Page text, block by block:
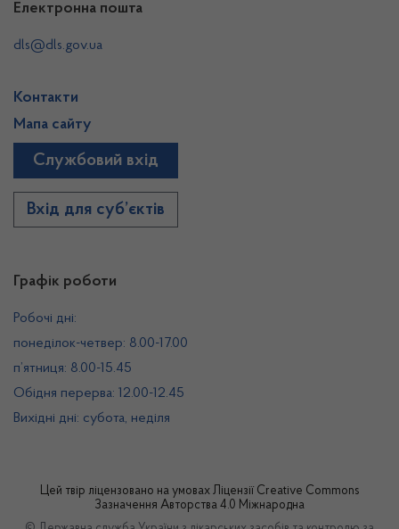
Графік роботи
Робочі дні:
понеділок-четвер: 8.00-17.00
п’ятниця: 8.00-15.45
Обідня перерва: 12.00-12.45
Вихідні дні: субота, неділя
Електронна пошта
dls@dls.gov.ua
Контакти
Мапа сайту
Службовий вхід
Вхід для суб’єктів
Цей твір ліцензовано на умовах Ліцензії Creative Commons
Зазначення Авторства 4.0 Міжнародна